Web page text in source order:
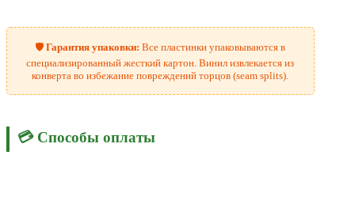
🛡️Гарантия упаковки: Все пластинки упаковываются в
специализированный жесткий картон. Винил извлекается из
конверта во избежание повреждений торцов (seam splits).
💳 Способы оплаты